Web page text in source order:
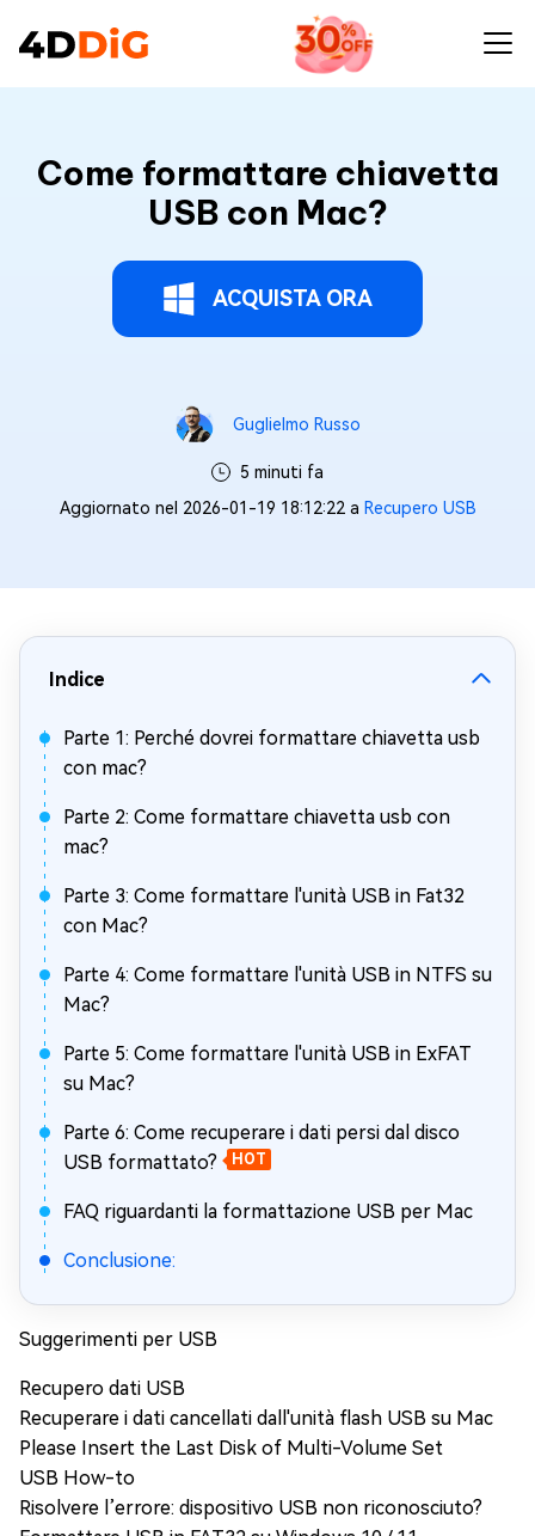
Come formattare chiavetta
USB con Mac?
ACQUISTA ORA
Guglielmo Russo
5 minuti fa
Aggiornato nel 2026-01-19 18:12:22 a Recupero USB
Indice
Parte 1: Perché dovrei formattare chiavetta usb
con mac?
Parte 2: Come formattare chiavetta usb con
mac?
Parte 3: Come formattare l'unità USB in Fat32
con Mac?
Parte 4: Come formattare l'unità USB in NTFS su
Mac?
Parte 5: Come formattare l'unità USB in ExFAT
su Mac?
Parte 6: Come recuperare i dati persi dal disco
USB formattato?
HOT
FAQ riguardanti la formattazione USB per Mac
Conclusione:
Suggerimenti per USB
Recupero dati USB
Recuperare i dati cancellati dall'unità flash USB su Mac
Please Insert the Last Disk of Multi-Volume Set
USB How-to
Risolvere l’errore: dispositivo USB non riconosciuto?